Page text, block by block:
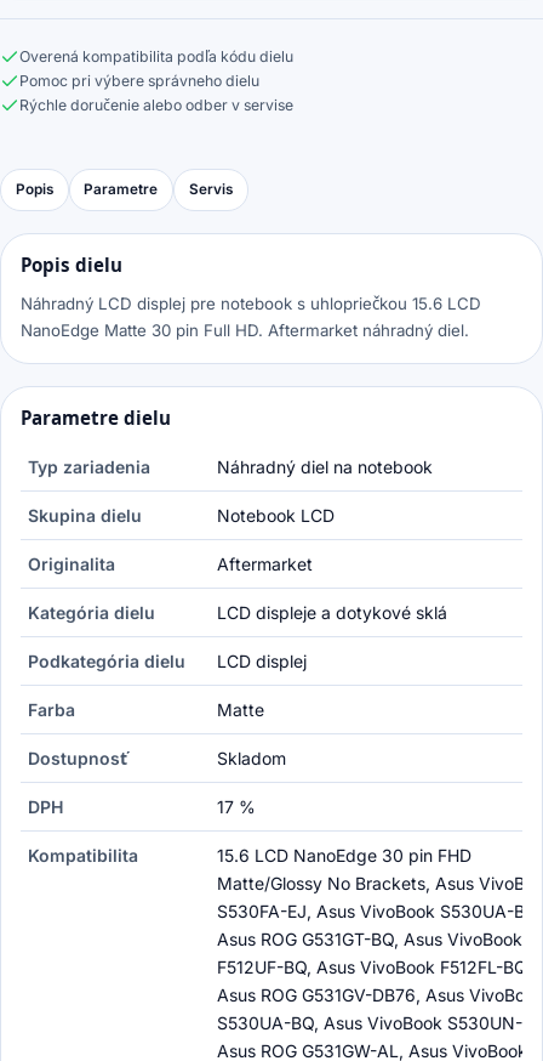
Overená kompatibilita podľa kódu dielu
Pomoc pri výbere správneho dielu
Rýchle doručenie alebo odber v servise
Popis Parametre Servis
Popis dielu
Náhradný LCD displej pre notebook s uhlopriečkou 15.6 LCD
NanoEdge Matte 30 pin Full HD. Aftermarket náhradný diel.
Parametre dielu
Typ zariadenia Náhradný diel na notebook
Skupina dielu Notebook LCD
Originalita Aftermarket
Kategória dielu LCD displeje a dotykové sklá
Podkategória dielu LCD displej
Farba Matte
Dostupnosť Skladom
DPH 17 %
Kompatibilita
15.6 LCD NanoEdge 30 pin FHD
Matte/Glossy No Brackets, Asus
S530FA-EJ, Asus VivoBook S530UA-BR,
Asus ROG G531GT-BQ, Asus VivoBook
F512UF-BQ, Asus VivoBook F512FL-BQ,
Asus ROG G531GV-DB76, Asus VivoBook
S530UA-BQ, Asus VivoBook S530UN-
Asus ROG G531GW-AL, Asus VivoBook